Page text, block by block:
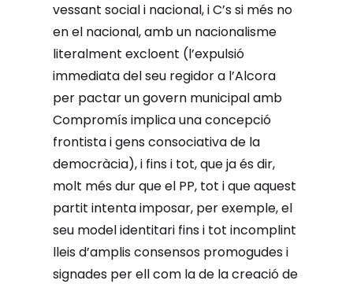
vessant social i nacional, i C’s si més no
en el nacional, amb un nacionalisme
literalment excloent (l’expulsió
immediata del seu regidor a l’Alcora
per pactar un govern municipal amb
Compromís implica una concepció
frontista i gens consociativa de la
democràcia), i fins i tot, que ja és dir,
molt més dur que el PP, tot i que aquest
partit intenta imposar, per exemple, el
seu model identitari fins i tot incomplint
lleis d’amplis consensos promogudes i
signades per ell com la de la creació de